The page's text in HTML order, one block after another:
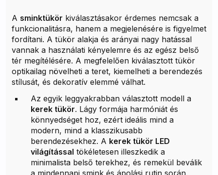
A sminktükör kiválasztásakor érdemes nemcsak a
funkcionalitásra, hanem a megjelenésére is figyelmet
fordítani. A tükör alakja és arányai nagy hatással
vannak a használati kényelemre és az egész belső
tér megítélésére. A megfelelően kiválasztott tükör
optikailag növelheti a teret, kiemelheti a berendezés
stílusát, és dekoratív elemmé válhat.
Az egyik leggyakrabban választott modell a
kerek tükör. Lágy formája harmóniát és
könnyedséget hoz, ezért ideális mind a
modern, mind a klasszikusabb
berendezésekhez. A kerek tükör LED
világítással tökéletesen illeszkedik a
minimalista belső terekhez, és remekül beválik